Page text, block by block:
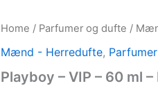
Home / Parfumer og dufte /
Mænd - Herredufte,
Playboy – VIP – 60 ml –
Original
price
was: